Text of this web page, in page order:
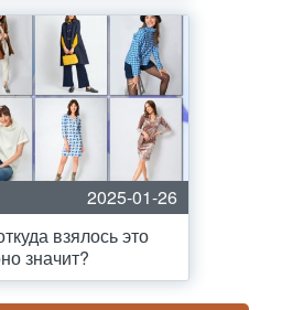
2025-01-26
взялось это
значит?